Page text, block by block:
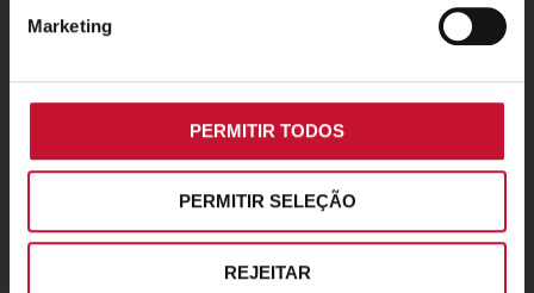
Marketing
PERMITIR TODOS
PERMITIR SELEÇÃO
REJEITAR
Marca Ariston
THE CONFORT WAY
News
APOIO